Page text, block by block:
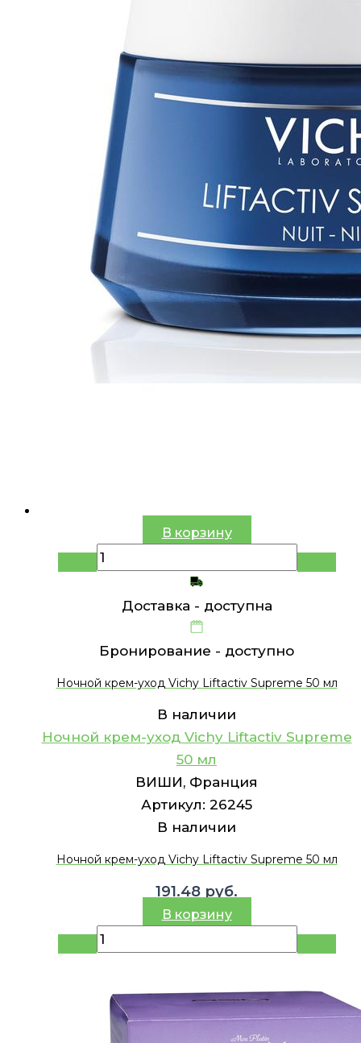
В корзину
Доставка - доступна
Бронирование - доступно
Ночной крем-уход Vichy Liftactiv Supreme 50 мл
В наличии
Ночной крем-уход Vichy Liftactiv Supreme
50 мл
ВИШИ, Франция
Артикул: 26245
В наличии
Ночной крем-уход Vichy Liftactiv Supreme 50 мл
191.48 руб.
В корзину